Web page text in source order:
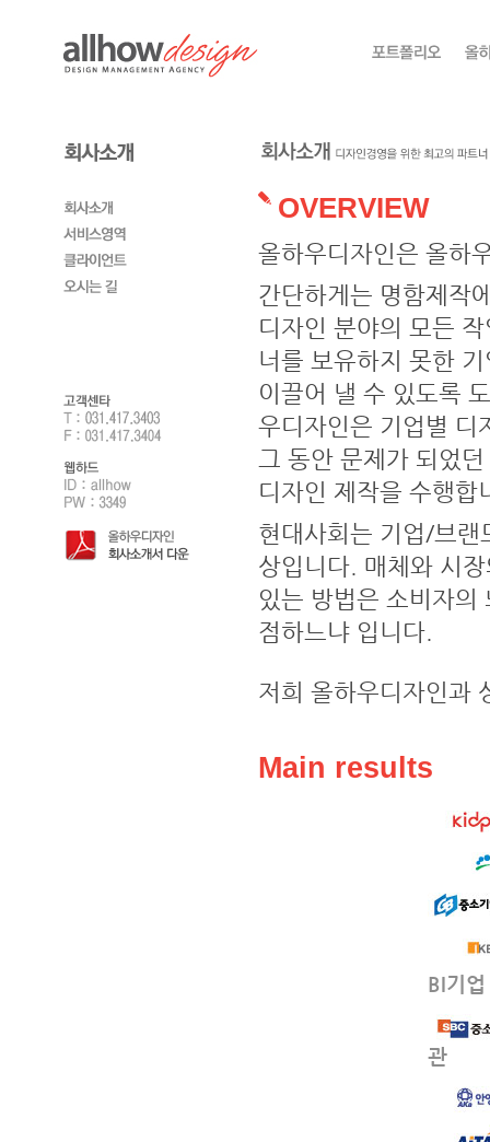
OVERVIEW
올하우디자인은 올하
간단하게는 명함제작
디자인 분야의 모든
너를 보유하지 못한
이끌어 낼 수 있도록
우디자인은 기업별 디
그 동안 문제가 되었
디자인 제작을 수행합
현대사회는 기업/브랜
상입니다. 매체와 시
있는 방법은 소비자의
점하느냐 입니다.
저희 올하우디자인과
Main results
BI기
관